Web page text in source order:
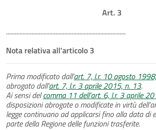
Art. 3
................................................................................
Nota relativa all'articolo 3
Prima modificato dall'art. 7, l.r. 10 agosto
abrogato dall'art. 7, l.r. 3 aprile 2015, n. 13.
Ai sensi delcomma 11 dell'art. 6, l.r. 3 aprile
disposizioni abrogate o modificate in virtù
legge continuano ad applicarsi fino alla data di
parte della Regione delle funzioni trasferite.